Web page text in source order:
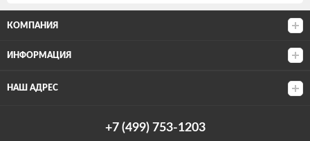
КОМПАНИЯ
ИНФОРМАЦИЯ
НАШ АДРЕС
+7 (499) 753-1203